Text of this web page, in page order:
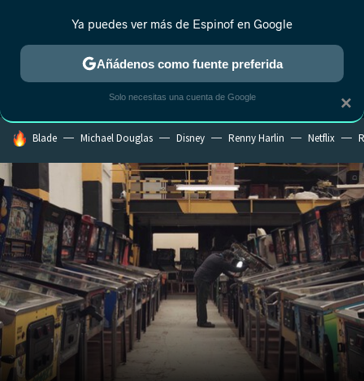
MENÚ NUEVO
ESTRENOS REALITY ANIME RANKINGS CINE
HOY SE HABLA DE
Blade Michael Douglas Disney Renny Harlin Netflix
×
Ya puedes ver más de Espinof en Google
Añádenos como fuente preferida
Solo necesitas una cuenta de Google